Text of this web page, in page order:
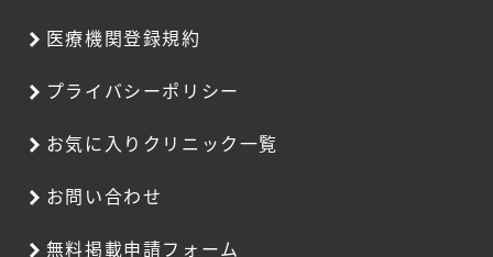
医療機関登録規約
プライバシーポリシー
お気に入りクリニック一覧
お問い合わせ
無料掲載申請フォーム